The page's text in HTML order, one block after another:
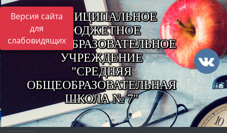
Версия сайта
для
слабовидящих
МУНИЦИПАЛЬНОЕ
БЮДЖЕТНОЕ
ОБЩЕОБРАЗОВАТЕЛЬНОЕ
УЧРЕЖДЕНИЕ
"СРЕДНЯЯ
ОБЩЕОБРАЗОВАТЕЛЬНАЯ
ШКОЛА № 7"